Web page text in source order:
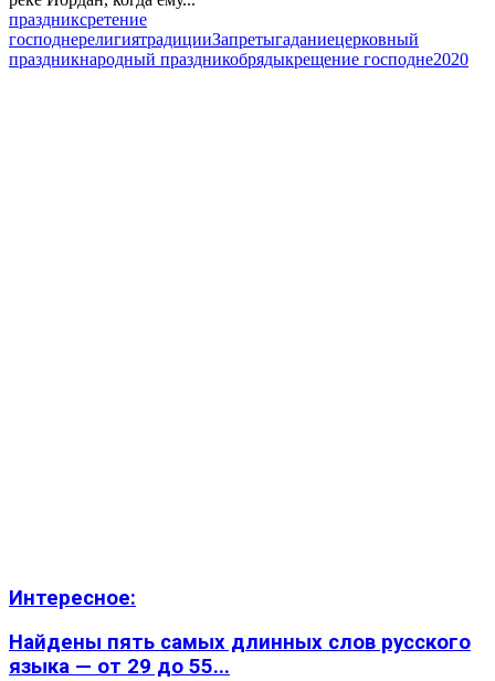
праздниксретение
господнерелигиятрадицииЗапретыгаданиецерковный
праздникнародный праздникобрядыкрещение господне2020
Интересное:
Найдены пять самых длинных слов русского
языка — от 29 до 55...